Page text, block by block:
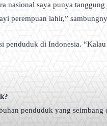
nasional saya punya
perempuan lahir,”
di Indonesia.
penduduk yang